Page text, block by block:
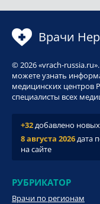
Врачи
© 2026 «vrach-
можете узнать
медицинских центров
специалисты всех
+32добавлено
8 августа 2026дата
на сайте
РУБРИКАТОР
Врачи по регионам